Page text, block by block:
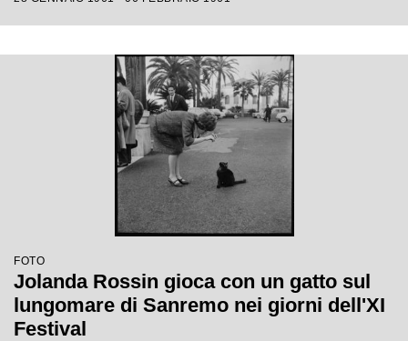
FOTO
Jolanda Rossin gioca con un gatto sul
lungomare di Sanremo nei giorni dell'XI
Festival